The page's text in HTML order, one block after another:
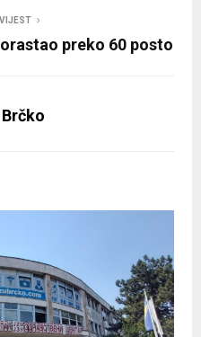
preko 60 posto